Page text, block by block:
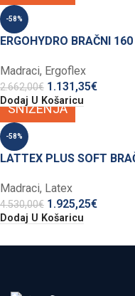
-58%
ERGOHYDRO BRAČNI
Madraci, Ergoflex
2.662,00€ 1.131,35€
Dodaj U Košaricu
SNIŽENJA
-58%
LATTEX PLUS SOFT
Madraci, Latex
4.530,00€ 1.925,25€
Dodaj U Košaricu